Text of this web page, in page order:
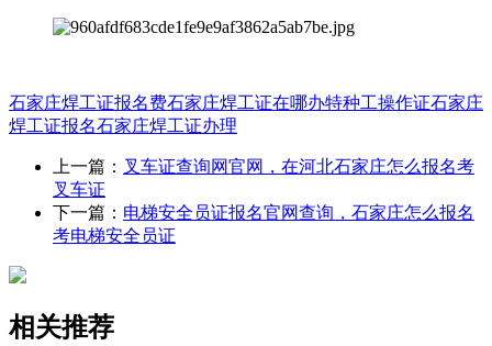
石家庄焊工证报名费石家庄焊工证在哪办特种工操作证石家庄
焊工证报名石家庄焊工证办理
上一篇： 叉车证查询网官网，在河北石家庄怎么报名考
叉车证
下一篇： 电梯安全员证报名官网查询，石家庄怎么报名
考电梯安全员证
相关推荐